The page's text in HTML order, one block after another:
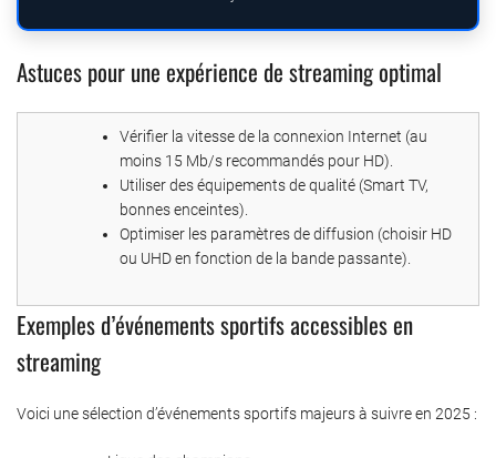
Astuces pour une expérience de streaming optimal
Vérifier la vitesse de la connexion Internet (au
moins 15 Mb/s recommandés pour HD).
Utiliser des équipements de qualité (Smart TV,
bonnes enceintes).
Optimiser les paramètres de diffusion (choisir HD
ou UHD en fonction de la bande passante).
Exemples d’événements sportifs accessibles en
streaming
Voici une sélection d’événements sportifs majeurs à suivre en 2025 :